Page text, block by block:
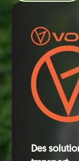
Pied
Des